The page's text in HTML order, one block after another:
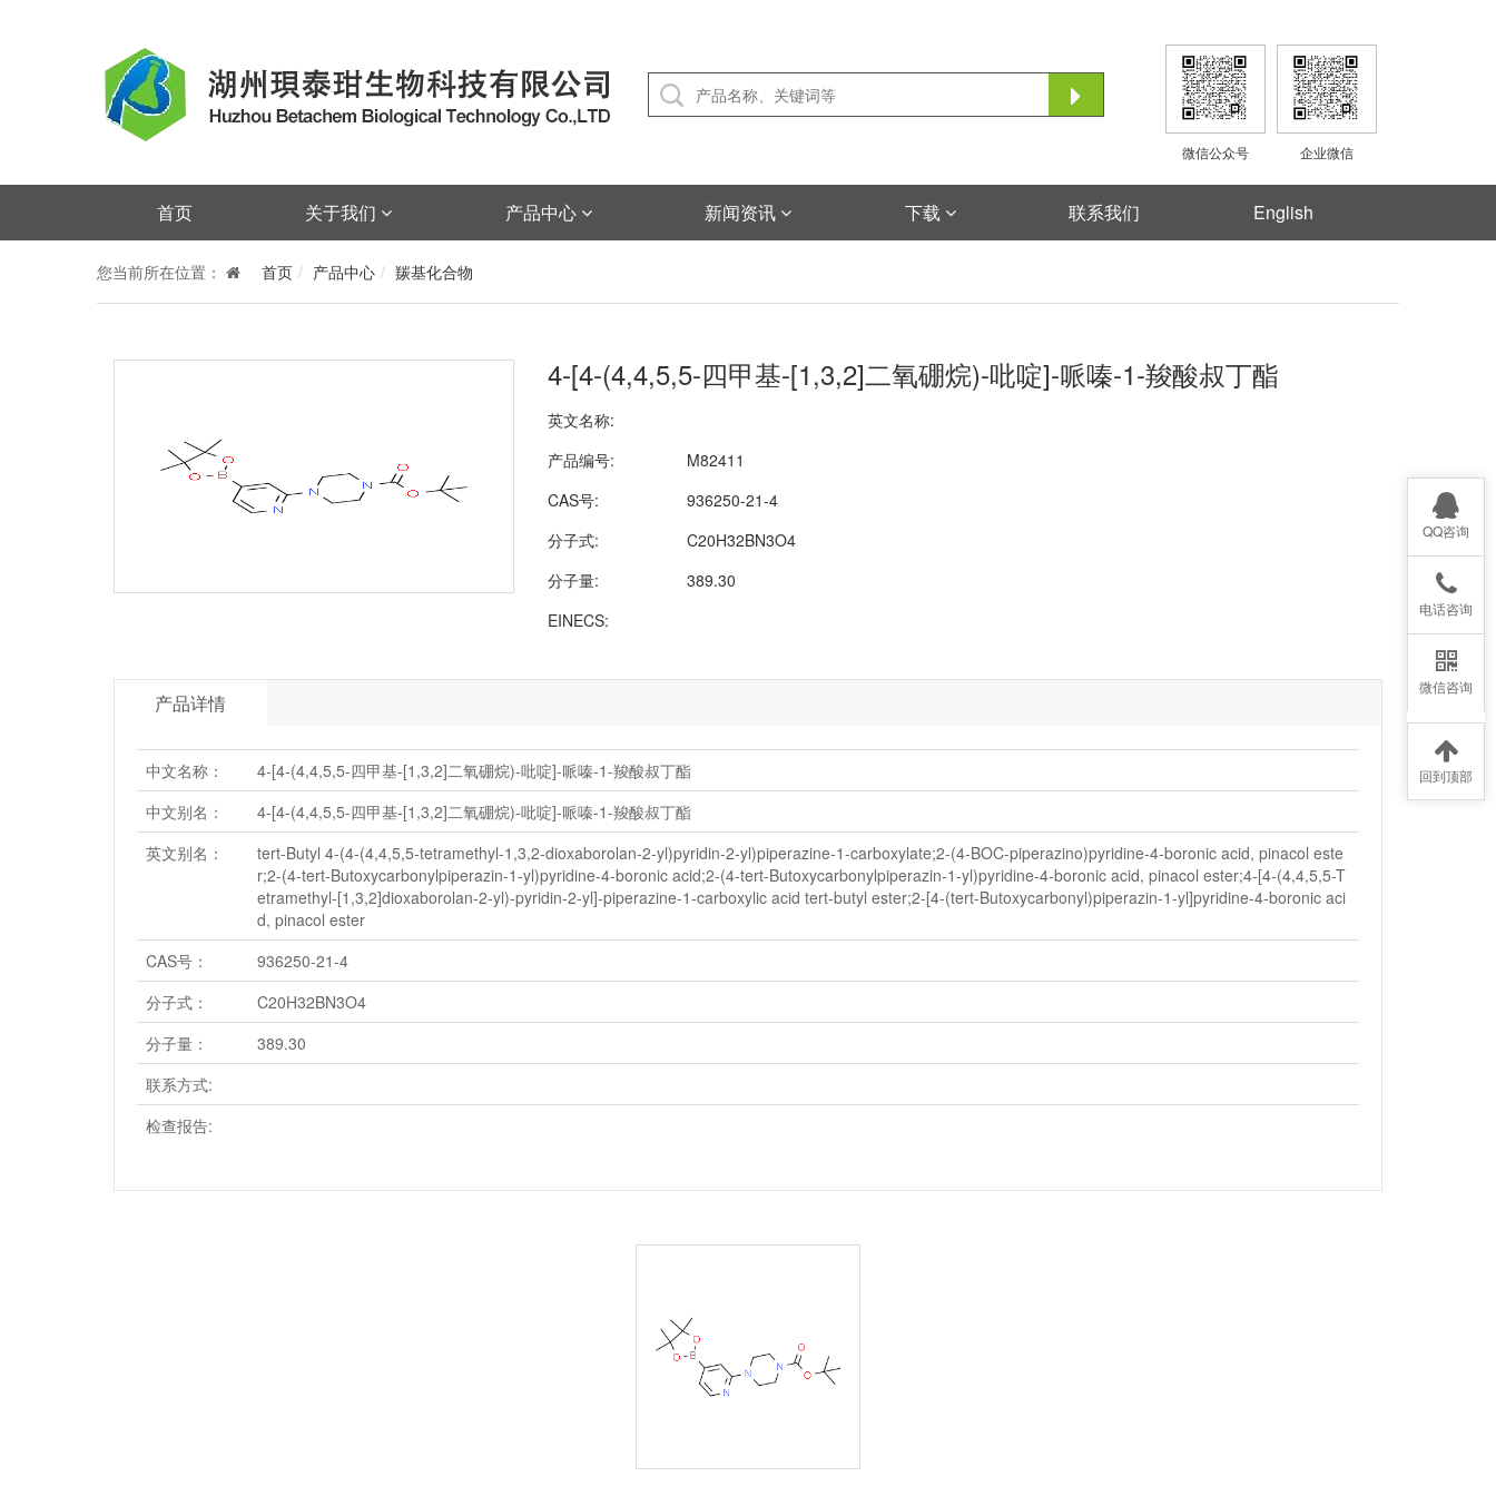
微信公众号 企业微信
首页 关于我们 产品中心 新闻资讯 下载 联系我们 English
QQ咨询
电话咨询
微信咨询
回到顶部
您当前所在位置： 首页 产品中心 羰基化合物
4-[4-(4,4,5,5-四甲基-[1,3,2]二氧硼烷)-吡啶]-哌嗪-1-羧酸叔丁酯
英文名称:
产品编号:
M82411
CAS号:
936250-21-4
分子式:
C20H32BN3O4
分子量:
389.30
EINECS:
产品详情
中文名称：
4-[4-(4,4,5,5-四甲基-[1,3,2]二氧硼烷)-吡啶]-哌嗪-1-羧酸叔丁酯
中文别名：
4-[4-(4,4,5,5-四甲基-[1,3,2]二氧硼烷)-吡啶]-哌嗪-1-羧酸叔丁酯
英文别名：
tert-Butyl 4-(4-(4,4,5,5-tetramethyl-1,3,2-dioxaborolan-2-yl)pyridin-2-yl)piperazine-1-carboxylate;2-(4-BOC-piperazino)pyridine-4-boronic acid, pinacol este
r;2-(4-tert-Butoxycarbonylpiperazin-1-yl)pyridine-4-boronic acid;2-(4-tert-Butoxycarbonylpiperazin-1-yl)pyridine-4-boronic acid, pinacol ester;4-[4-(4,4,5,5-T
etramethyl-[1,3,2]dioxaborolan-2-yl)-pyridin-2-yl]-piperazine-1-carboxylic acid tert-butyl ester;2-[4-(tert-Butoxycarbonyl)piperazin-1-yl]pyridine-4-boronic aci
d, pinacol ester
CAS号：
936250-21-4
分子式：
C20H32BN3O4
分子量：
389.30
联系方式:
检查报告: